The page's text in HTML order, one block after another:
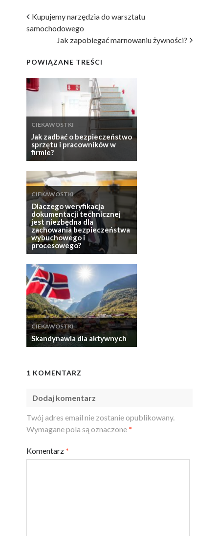
Kupujemy narzędzia do warsztatu
samochodowego
Jak zapobiegać marnowaniu żywności?
POWIĄZANE TREŚCI
CIEKAWOSTKI
Jak zadbać o bezpieczeństwo
sprzętu i pracowników w
firmie?
CIEKAWOSTKI
Dlaczego weryfikacja
dokumentacji technicznej
jest niezbędna dla
zachowania bezpieczeństwa
wybuchowego i
procesowego?
CIEKAWOSTKI
Skandynawia dla aktywnych
1 KOMENTARZ
Dodaj komentarz
Twój adres email nie zostanie opublikowany.
Wymagane pola są oznaczone *
Komentarz *